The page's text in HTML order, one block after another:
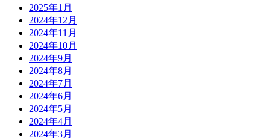
2025年1月
2024年12月
2024年11月
2024年10月
2024年9月
2024年8月
2024年7月
2024年6月
2024年5月
2024年4月
2024年3月